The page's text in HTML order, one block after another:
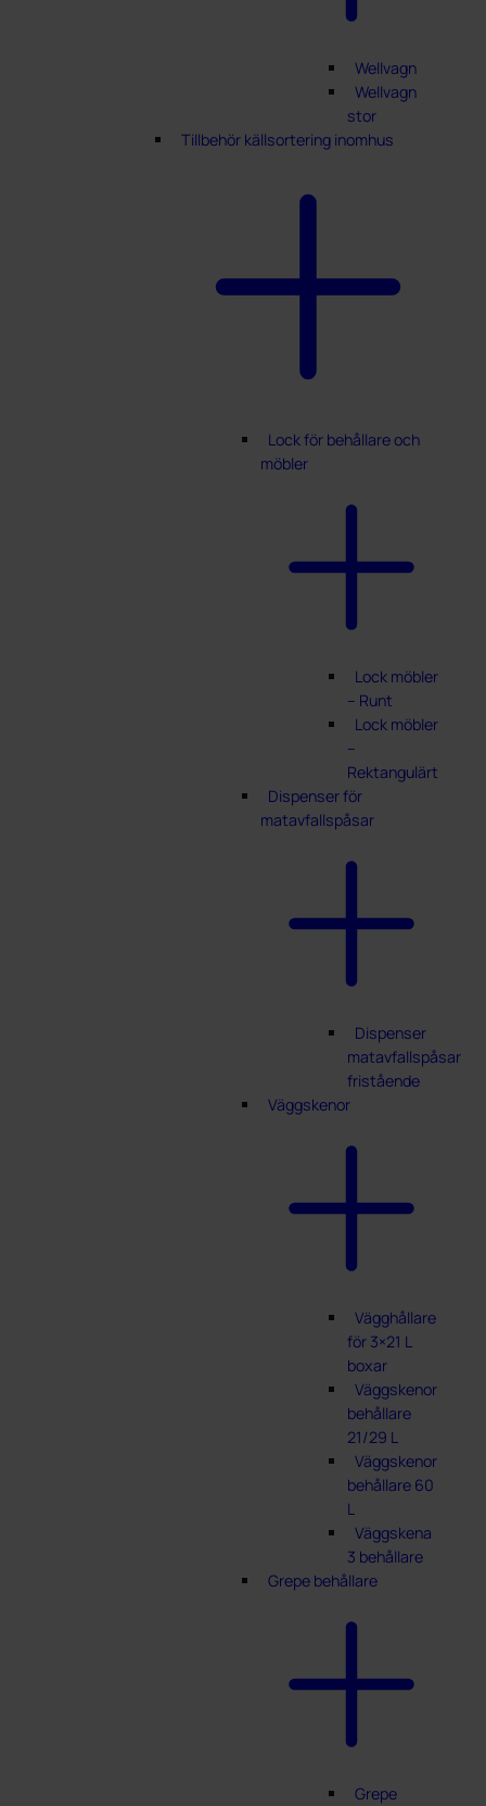
Wellvagn
Wellvagn
stor
Tillbehör källsortering inomhus
Lock för behållare och
möbler
Lock möbler
– Runt
Lock möbler
–
Rektangulärt
Dispenser för
matavfallspåsar
Dispenser
matavfallspåsar
fristående
Väggskenor
Vägghållare
för 3×21 L
boxar
Väggskenor
behållare
21/29 L
Väggskenor
behållare 60
L
Väggskena
3 behållare
Grepe behållare
Grepe